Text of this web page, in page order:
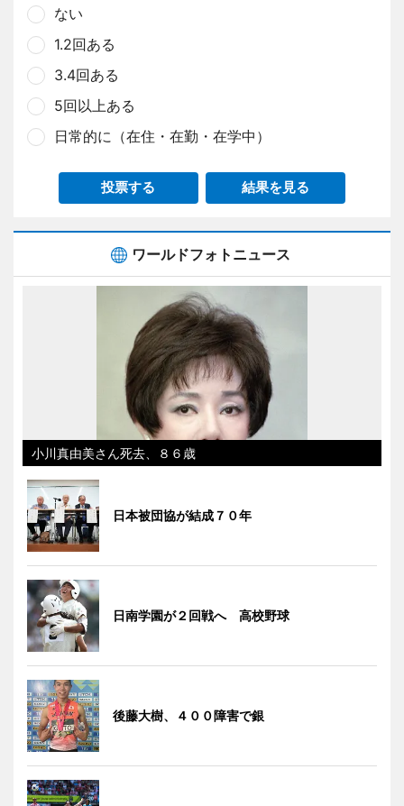
ない
1.2回ある
3.4回ある
5回以上ある
日常的に（在住・在勤・在学中）
投票する 結果を見る
ワールドフォトニュース
小川真由美さん死去、８６歳
日本被団協が結成７０年
日南学園が２回戦へ 高校野球
後藤大樹、４００障害で銀